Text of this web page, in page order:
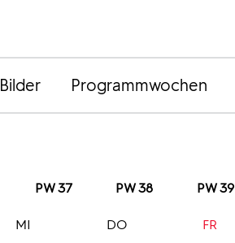
Bilder Programmwochen
PW 37 PW 38 PW 39
MI DO FR